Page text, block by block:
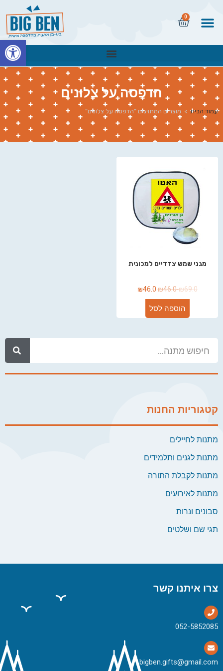
0
הדפסה על צלונים
עמוד הבית > מוצרים המתויגים “הדפסה על צלונים”
קטגוריות החנות
מתנות לחיילים
מתנות לגנים ותלמידים
מתנות לקבלת התורה
מתנות לאירועים
סבונים ונרות
תגי שם ושלטים
מגני שמש צדדיים למכונית
₪69.0
₪46.0
₪46.0
הוספה לסל
צרו איתנו קשר
bigben.gifts@gmail.com